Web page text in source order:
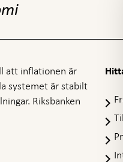
att inflationen är
systemet är stabilt
Riksbanken